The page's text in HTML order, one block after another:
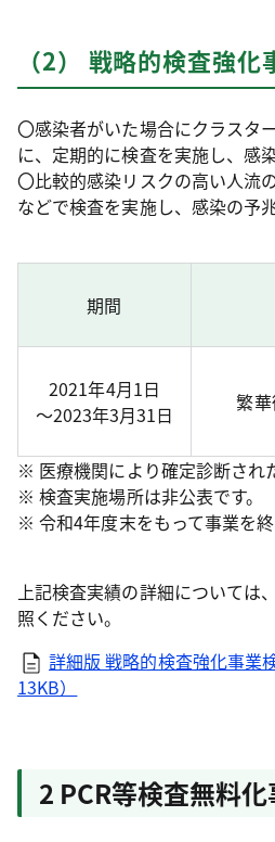
（2） 戦略的検査強化
〇感染者がいた場合にクラスタ
に、定期的に検査を実施し、感
〇比較的感染リスクの高い人流
などで検査を実施し、感染の予
期間
2021年4月1日
～2023年3月31日
繁
※ 医療機関により確定診断され
※ 検査実施場所は非公表です。
※ 令和4年度末をもって事業を終
上記検査実績の詳細については
照ください。
詳細版 戦略的検査強化事業
13KB）
2 PCR等検査無料